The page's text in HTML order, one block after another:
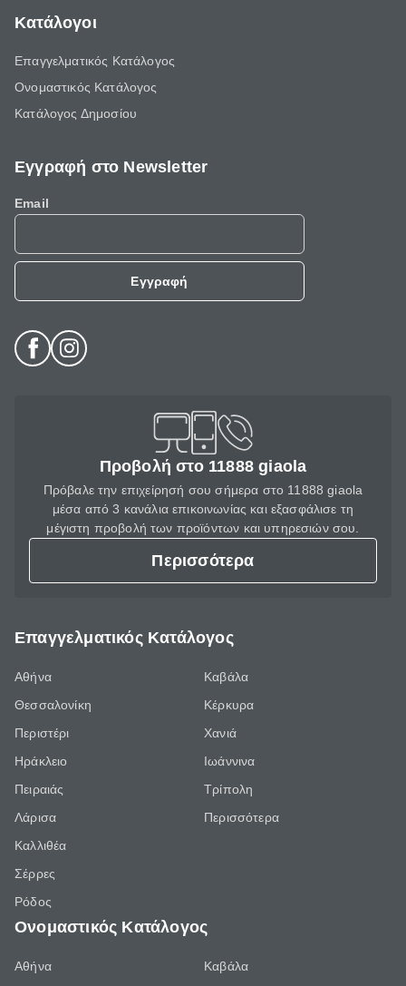
Κατάλογοι
Επαγγελματικός Κατάλογος
Ονομαστικός Κατάλογος
Κατάλογος Δημοσίου
Εγγραφή στο Newsletter
Email
Εγγραφή
Προβολή στο 11888 giaola
Πρόβαλε την επιχείρησή σου σήμερα στο 11888 giaola
μέσα από 3 κανάλια επικοινωνίας και εξασφάλισε τη
μέγιστη προβολή των προϊόντων και υπηρεσιών σου.
Περισσότερα
Επαγγελματικός Κατάλογος
Αθήνα
Θεσσαλονίκη
Περιστέρι
Ηράκλειο
Πειραιάς
Λάρισα
Καλλιθέα
Σέρρες
Ρόδος
Καβάλα
Κέρκυρα
Χανιά
Ιωάννινα
Τρίπολη
Περισσότερα
Ονομαστικός Κατάλογος
Αθήνα Καβάλα